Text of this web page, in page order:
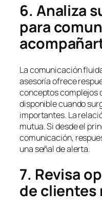
6. Analiza
para
La comunicación
asesoría ofrece
conceptos complejos
disponible cuando
importantes. La
mutua. Si desde el
comunicación,
una señal de alerta.
7. Revisa
de clientes